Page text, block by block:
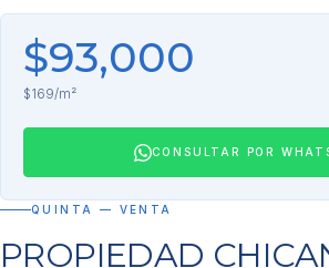
QUINTA — VENTA
PROPIEDAD
$93,000
$169/m²
CONSULTAR POR